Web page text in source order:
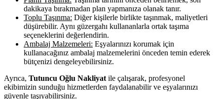
dakikaya bırakmadan plan yapmanıza olanak tanır.
Toplu Taşınma: Diğer kişilerle birlikte taşınmak, maliyetleri
düşürebilir. Aynı güzergahı kullananlarla ortak taşıma
seçeneklerini değerlendirin.
Ambalaj Malzemeleri: Eşyalarınızı korumak için
kullanacağınız ambalaj malzemelerini önceden temin ederek
bütçenizi dengeleyebilirsiniz.
Ayrıca, Tutuncu Oğlu Nakliyat ile çalışarak, profesyonel
ekibimizin sunduğu hizmetlerden faydalanabilir ve eşyalarınızı
güvenle taşıyabilirsiniz.